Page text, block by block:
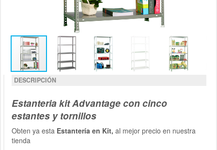
DESCRIPCIÓN
Estanteria kit Advantage con cinco
estantes y tornillos
Obten ya esta Estantería en Kit, al mejor precio en nuestra
tienda